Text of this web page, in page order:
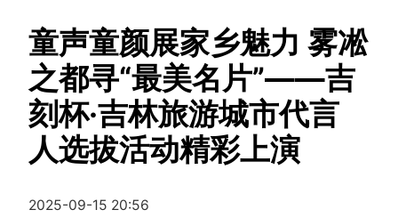
童声童颜展家乡魅力 雾凇
之都寻“最美名片”——吉
刻杯·吉林旅游城市代言
人选拔活动精彩上演
2025-09-15 20:56